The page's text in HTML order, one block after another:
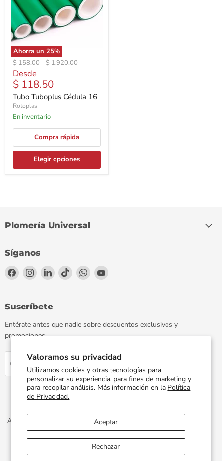
Valoramos su privacidad
Utilizamos cookies y otras tecnologías para
personalizar su experiencia, para fines de marketing y
para recopilar análisis. Más información en la Política
de Privacidad.
Aceptar
Rechazar
Ahorra un 25%
Precio
original
$ 158.00-Precio
$ 1,920.00
Desde
$ 118.50
Tubo Tuboplus Cédula 16
Rotoplas
En inventario
Compra rápida
Elegir opciones
Plomería Universal
Síganos
Encuéntrenos
Facebook
Encuéntrenos
Instagram
Encuéntrenos
LinkedIn
Encuéntrenos
TikTok
Encuéntrenos
WhatsApp
Encuéntrenos
YouTube
Suscríbete
Entérate antes que nadie sobre descuentos exclusivos y
promociones.
Correo electrónico
Aviso de Privacidad Términos y Condiciones
Facturación Electrónica
Preguntas Frecuentes
Términos del servicio
Política de reembolso
Propiedad artística © 2026 PLOMERIA UNIVERSAL.